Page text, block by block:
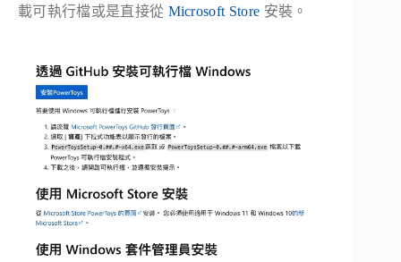
載可執行檔或是直接從 Microsoft Store 安裝。